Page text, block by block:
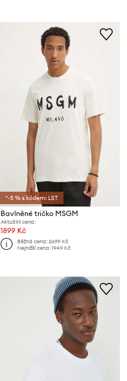
*-5 % s kódem: LST
Bavlněné tričko MSGM
Aktuální cena:
1899 Kč
Běžná cena:2699 Kč
Nejnižší cena:1949 Kč